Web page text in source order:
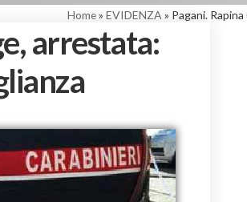
Home» EVIDENZA » Pagani.
arrestata: